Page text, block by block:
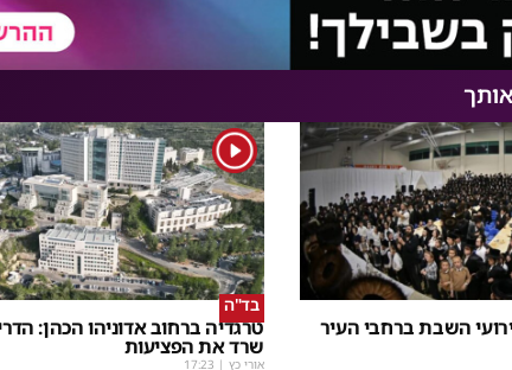
אותך
השבת ברחבי העיר
1
בד"ה
טרגדיה ברחוב אדוניהו הכהן:
שרד את הפציעות
אורי כץ |
17:23